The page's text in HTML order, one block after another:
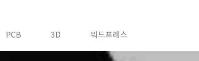
PCB 3D 워드프레스